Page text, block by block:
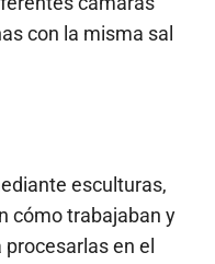
con la misma sal
esculturas,
cómo trabajaban y
en el